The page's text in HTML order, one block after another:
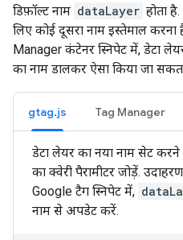
डिफ़ॉल्ट नाम dataLayer होता
लिए कोई दूसरा नाम इस्तेमाल करना
Manager कंटेनर स्निपेट में, डेटा
का नाम डालकर ऐसा किया जा
gtag.js Tag Manager
डेटा लेयर का नया नाम सेट
का क्वेरी पैरामीटर जोड़ें.
Google टैग स्निपेट में,
नाम से अपडेट करें.